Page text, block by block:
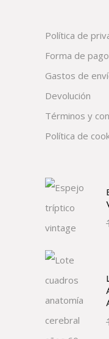
Política de
Forma de pago
Gastos de
Devolución
Términos y
Política de